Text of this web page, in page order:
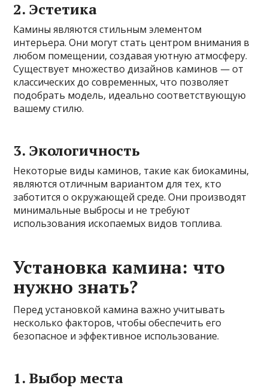
2. Эстетика
Камины являются стильным элементом
интерьера. Они могут стать центром внимания в
любом помещении, создавая уютную атмосферу.
Существует множество дизайнов каминов — от
классических до современных, что позволяет
подобрать модель, идеально соответствующую
вашему стилю.
3. Экологичность
Некоторые виды каминов, такие как биокамины,
являются отличным вариантом для тех, кто
заботится о окружающей среде. Они производят
минимальные выбросы и не требуют
использования ископаемых видов топлива.
Установка камина: что
нужно знать?
Перед установкой камина важно учитывать
несколько факторов, чтобы обеспечить его
безопасное и эффективное использование.
1. Выбор места